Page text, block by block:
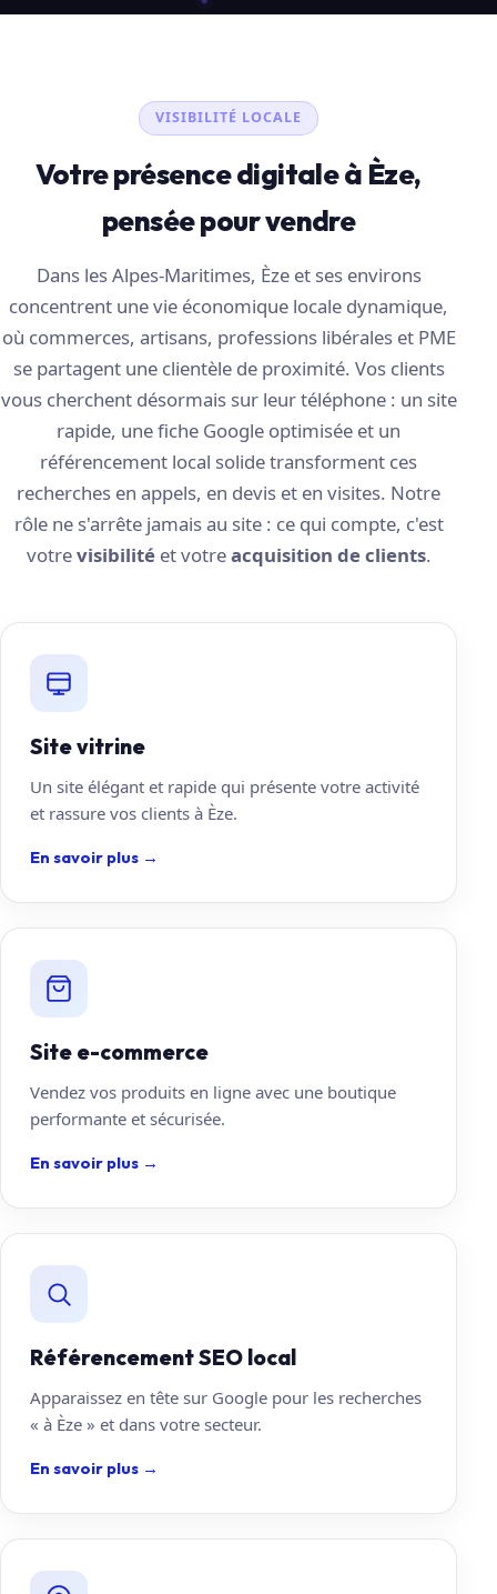
VISIBILITÉ LOCALE
Votre présence digitale à Èze,
pensée pour vendre
Dans les Alpes-Maritimes, Èze et ses environs
concentrent une vie économique locale dynamique,
où commerces, artisans, professions libérales et PME
se partagent une clientèle de proximité. Vos clients
vous cherchent désormais sur leur téléphone : un site
rapide, une fiche Google optimisée et un
référencement local solide transforment ces
recherches en appels, en devis et en visites. Notre
rôle ne s'arrête jamais au site : ce qui compte, c'est
votrevisibilitéet votreacquisition de clients.
Site vitrine
Un site élégant et rapide qui présente votre activité
et rassure vos clients à Èze.
En savoir plus →
Site e-commerce
Vendez vos produits en ligne avec une boutique
performante et sécurisée.
En savoir plus →
Référencement SEO local
Apparaissez en tête sur Google pour les recherches
« à Èze » et dans votre secteur.
En savoir plus →